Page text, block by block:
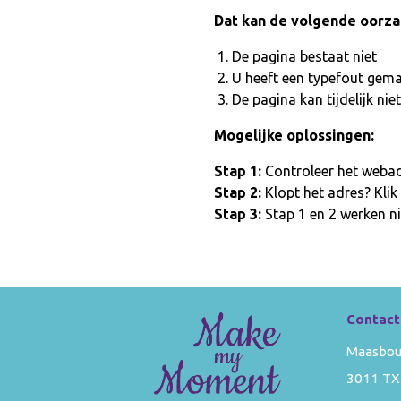
Dat kan de volgende
De pagina bestaat niet
U heeft een typefout
De pagina kan tijdelijk
Mogelijke oplossingen:
Stap 1:Controleer het
Stap 2:Klopt het adres?
Stap 3:Stap 1 en 2 werken
Contact
3011